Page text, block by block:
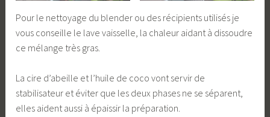
Pour le nettoyage du blender ou des récipients utilisés je
vous conseille le lave vaisselle, la chaleur aidant à dissoudre
ce mélange très gras.
La cire d’abeille et l’huile de coco vont servir de
stabilisateur et éviter que les deux phases ne se séparent,
elles aident aussi à épaissir la préparation.